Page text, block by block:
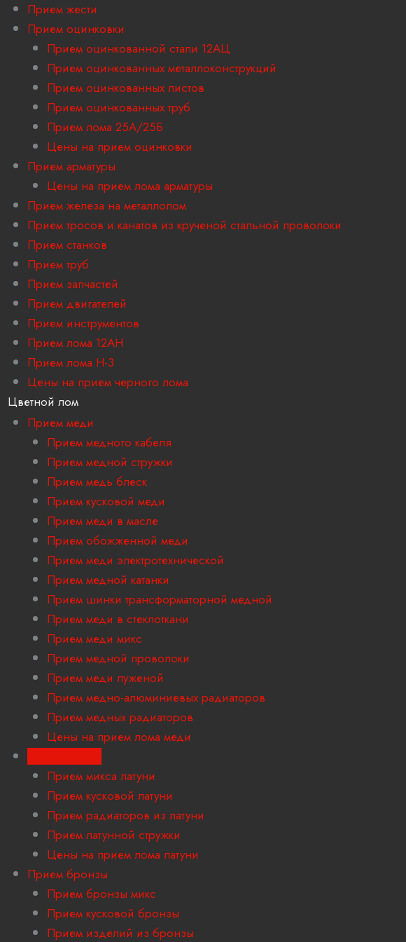
Прием жести
Прием оцинковки
Прием оцинкованной стали 12АЦ
Прием оцинкованных металлоконструкций
Прием оцинкованных листов
Прием оцинкованных труб
Прием лома 25А/25Б
Цены на прием оцинковки
Прием арматуры
Цены на прием лома арматуры
Прием железа на металлолом
Прием тросов и канатов из крученой стальной проволоки
Прием станков
Прием труб
Прием запчастей
Прием двигателей
Прием инструментов
Прием лома 12АН
Прием лома H-3
Цены на прием черного лома
Цветной лом
Прием меди
Прием медного кабеля
Прием медной стружки
Прием медь блеск
Прием кусковой меди
Прием меди в масле
Прием обожженной меди
Прием меди электротехнической
Прием медной катанки
Прием шинки трансформаторной медной
Прием меди в стеклоткани
Прием меди микс
Прием медной проволоки
Прием меди луженой
Прием медно-алюминиевых радиаторов
Прием медных радиаторов
Цены на прием лома меди
Прием микса латуни
Прием кусковой латуни
Прием радиаторов из латуни
Прием латунной стружки
Цены на прием лома латуни
Прием бронзы
Прием бронзы микс
Прием кусковой бронзы
Прием изделий из бронзы